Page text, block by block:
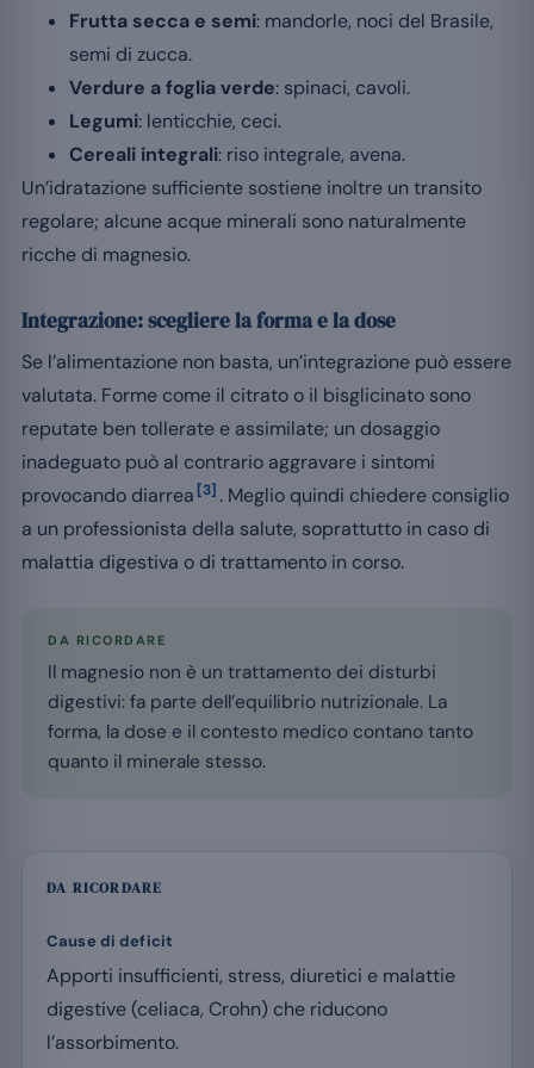
Frutta secca e semi: mandorle, noci del Brasile,
semi di zucca.
Verdure a foglia verde: spinaci, cavoli.
Legumi: lenticchie, ceci.
Cereali integrali: riso integrale, avena.
Un’idratazione sufficiente sostiene inoltre un transito
regolare; alcune acque minerali sono naturalmente
ricche di magnesio.
Integrazione: scegliere la forma e la dose
Se l’alimentazione non basta, un’integrazione può essere
valutata. Forme come il citrato o il bisglicinato sono
reputate ben tollerate e assimilate; un dosaggio
inadeguato può al contrario aggravare i sintomi
provocando diarrea [3] . Meglio quindi chiedere consiglio
a un professionista della salute, soprattutto in caso di
malattia digestiva o di trattamento in corso.
DA RICORDARE
Il magnesio non è un trattamento dei disturbi
digestivi: fa parte dell’equilibrio nutrizionale. La
forma, la dose e il contesto medico contano tanto
quanto il minerale stesso.
DA RICORDARE
Cause di deficit
Apporti insufficienti, stress, diuretici e malattie
digestive (celiaca, Crohn) che riducono
l’assorbimento.